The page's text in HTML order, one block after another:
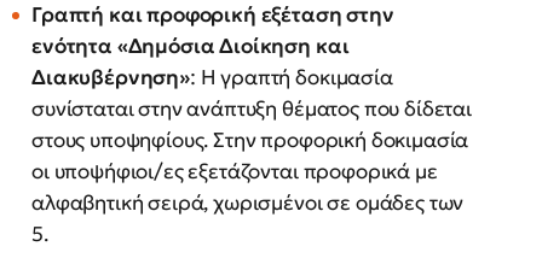
Γραπτή και προφορική εξέταση στην
ενότητα «Δημόσια Διοίκηση και
Διακυβέρνηση»: Η γραπτή δοκιμασία
συνίσταται στην ανάπτυξη θέματος που δίδεται
στους υποψηφίους. Στην προφορική δοκιμασία
οι υποψήφιοι/ες εξετάζονται προφορικά με
αλφαβητική σειρά, χωρισμένοι σε ομάδες των
5.